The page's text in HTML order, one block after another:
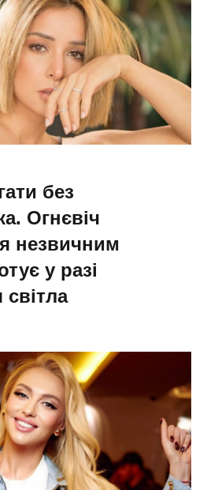
без
Огнєвіч
незвичним
у разі